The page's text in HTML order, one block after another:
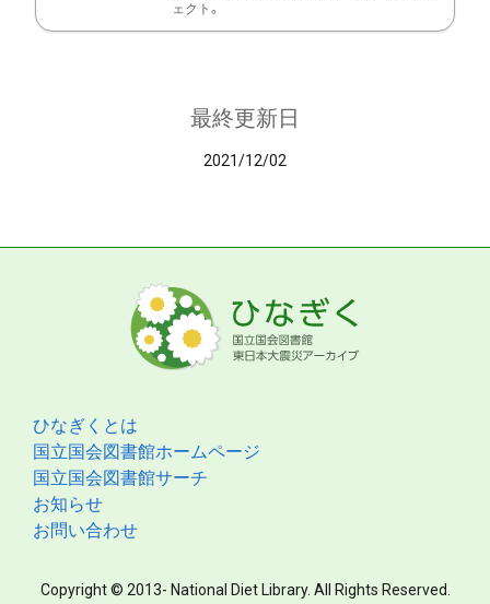
ェクト。
最終更新日
2021/12/02
ひなぎくとは
国立国会図書館ホームページ
国立国会図書館サーチ
お知らせ
お問い合わせ
Copyright © 2013- National Diet Library. All Rights Reserved.